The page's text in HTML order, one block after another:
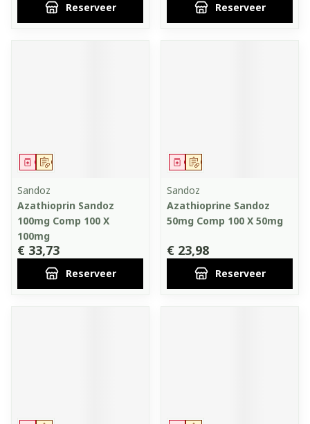
Reserveer Reserveer
Op voorschrift
Geneesmiddel
Sandoz
Azathioprin Sandoz
100mg Comp 100 X
100mg
€ 33,73
Reserveer
Op voorschrift
Geneesmiddel
Sandoz
Azathioprine Sandoz
50mg Comp 100 X 50mg
€ 23,98
Reserveer